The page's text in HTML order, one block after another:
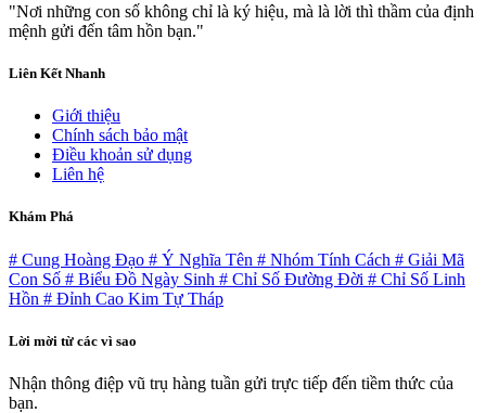
"Nơi những con số không chỉ là ký hiệu, mà là lời thì thầm của định
mệnh gửi đến tâm hồn bạn."
Liên Kết Nhanh
Giới thiệu
Chính sách bảo mật
Điều khoản sử dụng
Liên hệ
Khám Phá
# Cung Hoàng Đạo # Ý Nghĩa Tên # Nhóm Tính Cách # Giải Mã
Con Số # Biểu Đồ Ngày Sinh # Chỉ Số Đường Đời # Chỉ Số Linh
Hồn # Đỉnh Cao Kim Tự Tháp
Lời mời từ các vì sao
Nhận thông điệp vũ trụ hàng tuần gửi trực tiếp đến tiềm thức của
bạn.